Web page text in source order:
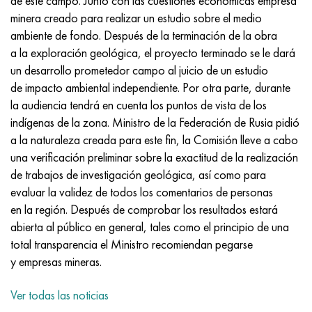
minera creado para realizar un estudio sobre el medio
ambiente de fondo. Después de la terminación de la obra
a la exploración geológica, el proyecto terminado se le dará
un desarrollo prometedor campo al juicio de un estudio
de impacto ambiental independiente. Por otra parte, durante
la audiencia tendrá en cuenta los puntos de vista de los
indígenas de la zona. Ministro de la Federación de Rusia pidió
a la naturaleza creada para este fin, la Comisión lleve a cabo
una verificación preliminar sobre la exactitud de la realización
de trabajos de investigación geológica, así como para
evaluar la validez de todos los comentarios de personas
en la región. Después de comprobar los resultados estará
abierta al público en general, tales como el principio de una
total transparencia el Ministro recomiendan pegarse
y empresas mineras.
Ver todas las noticias
Incotherm
incotest
Jette M152
Cobalto 6B
maraging 250
René 41
Maraging 300
Maraging 350
47ND
47НХР
49KF
49K2F, 49K2FA-VI
Aleación 50N
Aleación 50NP
50NHS
Aleación 52N
HN62VMYUT
HN62MVKYU
HN63MB
XN65VM
KhN65VMTYu
KhN67MVTYu
KhN68VKTYU
KhN68VMTYUK-vd
VT-35
PT-1M
PT-3V
PT-7M
2B
SPT-2 sv
A LAS 3
3M
1.4466 - AISI 310MoLn
Aleación Al6xn
15-7Ph® - 1.4532
PH 13-8 meses - 1.4534
1.4542 - 17-4Ph®
Custom 455® - 1.4543 - uns s45500
1.4545 - 15-5Ph®
1.4548 - 17-4Ph®
10X17H13M3T
10X18N18Yu4D
11X11N2V2MF
12Х18Н9Т
13X11N2V2MF
15x11mf
15х12vnmf
15Х12Н2MVFAB
2,0872, CuNi10Fe1Mn, Cw352h
Bronce aluminio silicio
CW301G, C64200
bronce de silicio
C65500, CuAl11Fe3
C65620, CuSi3Fe2Zn3
C65100, CuSi1.5
Bronce estaño-plomo
latón rojo
C84400, CuSn2ZnPb
C83600, CuSn5ZnPb
45G2, 45g2, AISI 1144
Aleación de acero estructural
10g2, 10g2, AISI 1513
12X2H4A, 15NiCr13, 1.5752
AC14, 11SMnPb30
20G, 20mn5
20XH3A, AISI 4320, 20hn3a
20HM, 24CrMo5, 20hm
Р6М5, 1.3343, hs6-5-2, sw7m
Р6М5К5, 1.3243, hs6-5-2-5
R6M5F3, 1.3344, hs6-5-3
9М4К8,1.3207
R12F3, 1.3318, sw12
P18, 1,3355, hs18-0-1, sw18
Acero carbono
10,1.1645, C105W1